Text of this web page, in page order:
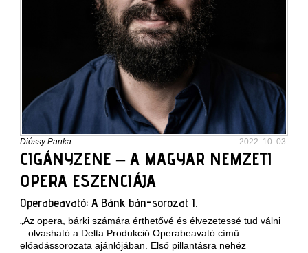
Dióssy Panka 2022. 10. 03.
CIGÁNYZENE – A MAGYAR NEMZETI
OPERA ESZENCIÁJA
Operabeavató: A Bánk bán-sorozat I.
„Az opera, bárki számára érthetővé és élvezetessé tud válni
– olvasható a Delta Produkció Operabeavató című
előadássorozata ajánlójában. Első pillantásra nehéz